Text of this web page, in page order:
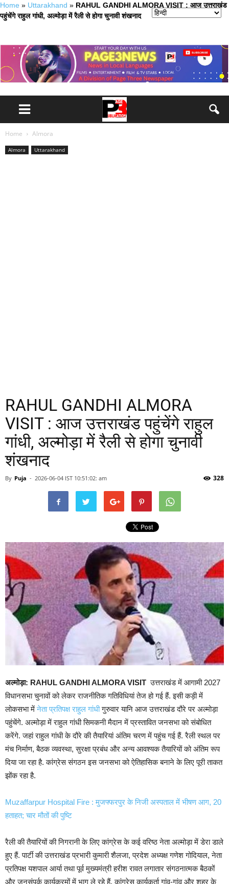
Home » Uttarakhand » RAHUL GANDHI ALMORA VISIT : आज उत्तराखंड
पहुंचेंगे राहुल गांधी, अल्मोड़ा में रैली से होगा चुनावी शंखनाद
Home Almora
Almora Uttarakhand
RAHUL GANDHI ALMORA
VISIT : आज उत्तराखंड पहुंचेंगे राहुल
गांधी, अल्मोड़ा में रैली से होगा चुनावी
शंखनाद
By Puja - 2026-06-04 IST 10:51:02: am 328
अल्मोड़ा: RAHUL GANDHI ALMORA VISIT उत्तराखंड में आगामी 2027
विधानसभा चुनावों को लेकर राजनीतिक गतिविधियां तेज हो गई हैं. इसी कड़ी में
लोकसभा मेंनेता प्रतिपक्ष राहुल गांधीगुरुवार यानि आज उत्तराखंड दौरे पर अल्मोड़ा
पहुंचेंगे. अल्मोड़ा में राहुल गांधी सिमकनी मैदान में प्रस्तावित जनसभा को संबोधित
करेंगे. जहां राहुल गांधी के दौरे की तैयारियां अंतिम चरण में पहुंच गई हैं. रैली स्थल पर
मंच निर्माण, बैठक व्यवस्था, सुरक्षा प्रबंध और अन्य आवश्यक तैयारियों को अंतिम रूप
दिया जा रहा है. कांग्रेस संगठन इस जनसभा को ऐतिहासिक बनाने के लिए पूरी ताकत
झोंक रहा है.
Muzaffarpur Hospital Fire : मुजफ्फरपुर के निजी अस्पताल में भीषण आग, 20
हताहत; चार मौतों की पुष्टि
रैली की तैयारियों की निगरानी के लिए कांग्रेस के कई वरिष्ठ नेता अल्मोड़ा में डेरा डाले
हुए हैं. पार्टी की उत्तराखंड प्रभारी कुमारी शैलजा, प्रदेश अध्यक्ष गणेश गोदियाल, नेता
प्रतिपक्ष यशपाल आर्या तथा पूर्व मुख्यमंत्री हरीश रावत लगातार संगठनात्मक बैठकों
और जनसंपर्क कार्यक्रमों में भाग ले रहे हैं. कांग्रेस कार्यकर्ता गांव-गांव और शहर के